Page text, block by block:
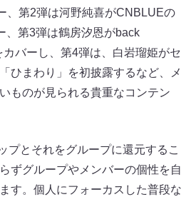
、第2弾は河野純喜がCNBLUEの
、第3弾は鶴房汐恩がback
バーし、第4弾は、白岩瑠姫がセ
ひまわり」を初披露するなど、メ
ものが見られる貴重なコンテン
プとそれをグループに還元するこ
ずグループやメンバーの個性を自
す。個人にフォーカスした普段な